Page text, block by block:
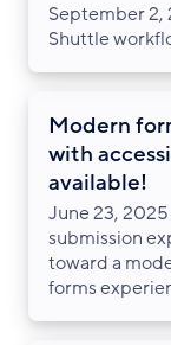
September
Shuttle
Modern
with
available!
June 23,
submission
toward a
forms